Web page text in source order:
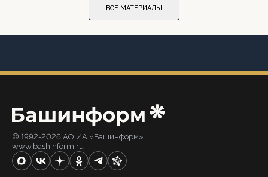
ВСЕ МАТЕРИАЛЫ
© 1992-2026 АО ИА «Башинформ».
www.bashinform.ru